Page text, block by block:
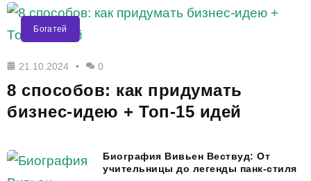
Богатей
21.10.2024 0
8 способов: как придумать
бизнес-идею + Топ-15 идей
Биография Вивьен Вествуд: От
учительницы до легенды панк-стиля